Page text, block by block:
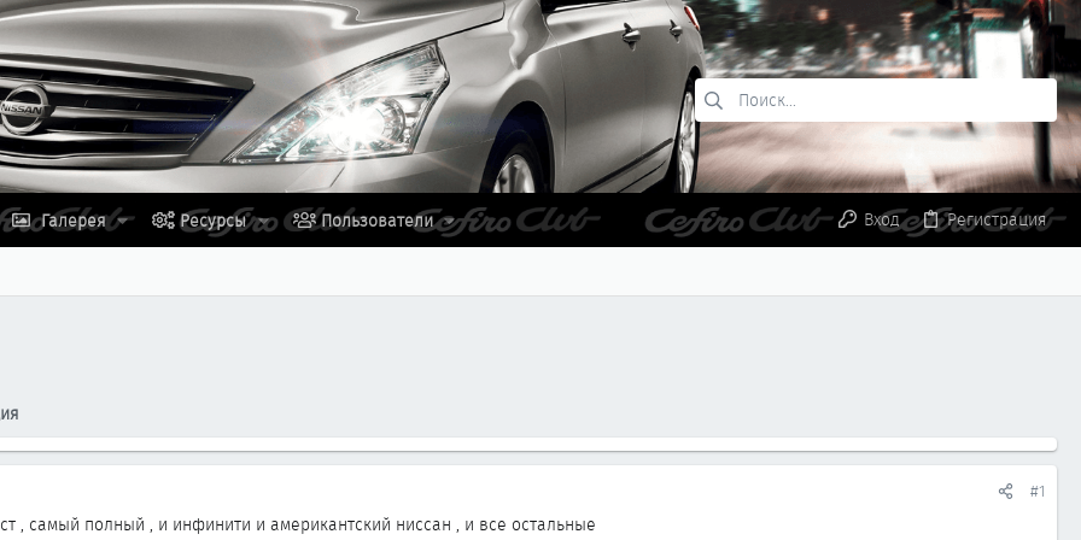
Галерея Ресурсы Пользователи Вход Регистрация
#1
, самый полный , и инфинити и американтский ниссан , и все остальные